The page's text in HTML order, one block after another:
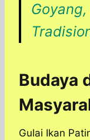
Budaya
Gulai Ikan